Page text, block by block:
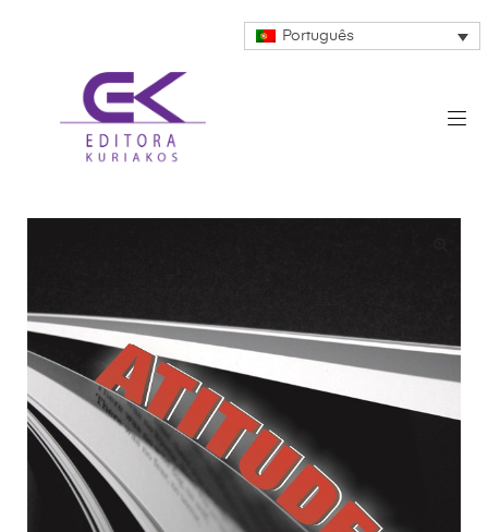
Português